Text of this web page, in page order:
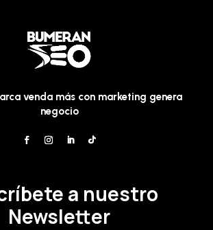
venda más con marketing genera
negocio
a nuestro
Newsletter